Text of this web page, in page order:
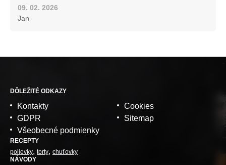
09. 02. 2026
Jan
DÔLEŽITÉ ODKAZY
Kontakty
GDPR
Všeobecné podmienky
Cookies
Sitemap
RECEPTY
polievky torty chuťovky
NÁVODY